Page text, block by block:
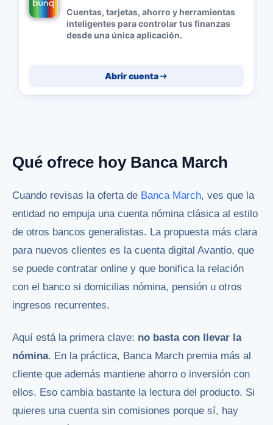
Cuentas, tarjetas, ahorro y herramientas
inteligentes para controlar tus finanzas
desde una única aplicación.
Abrir cuenta
Qué ofrece hoy Banca March
Cuando revisas la oferta de Banca March, ves que la
entidad no empuja una cuenta nómina clásica al estilo
de otros bancos generalistas. La propuesta más clara
para nuevos clientes es la cuenta digital Avantio, que
se puede contratar online y que bonifica la relación
con el banco si domicilias nómina, pensión u otros
ingresos recurrentes.
Aquí está la primera clave: no basta con llevar la
nómina. En la práctica, Banca March premia más al
cliente que además mantiene ahorro o inversión con
ellos. Eso cambia bastante la lectura del producto. Si
quieres una cuenta sin comisiones porque sí, hay